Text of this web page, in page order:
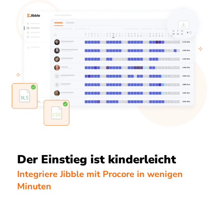
Der Einstieg ist kinderleicht
Integriere Jibble mit Procore in wenigen
Minuten